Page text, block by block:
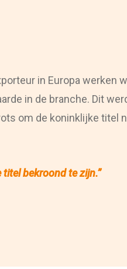
in Europa werken
in de branche. Dit
om de koninklijke titel
titel bekroond te zijn.”